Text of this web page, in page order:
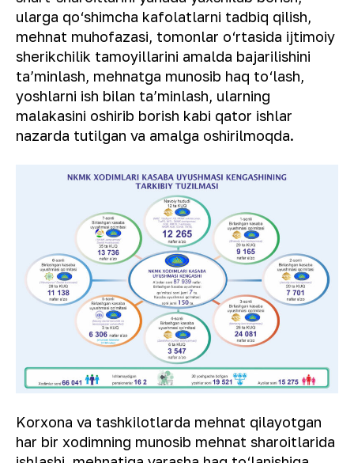
ularga qo‘shimcha kafolatlarni tadbiq qilish,
mehnat muhofazasi, tomonlar o‘rtasida ijtimoiy
sherikchilik tamoyillarini amalda bajarilishini
ta’minlash, mehnatga munosib haq to‘lash,
yoshlarni ish bilan ta’minlash, ularning
malakasini oshirib borish kabi qator ishlar
nazarda tutilgan va amalga oshirilmoqda.
Korxona va tashkilotlarda mehnat qilayotgan
har bir xodimning munosib mehnat sharoitlarida